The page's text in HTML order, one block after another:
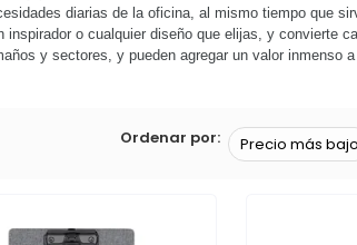
diarias de la oficina, al mismo tiempo que
o cualquier diseño que elijas, y convierte
y sectores, y pueden agregar un valor inmenso a
que reflejen la personalidad y los valores de
Ordenar por: Precio más bajo